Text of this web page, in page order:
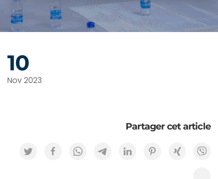
10
Nov 2023
Partager cet article